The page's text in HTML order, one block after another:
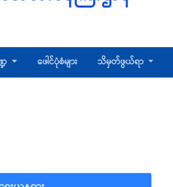
ဖေါင်ပုံစံများ သိမှတ်ဖွယ်ရာ